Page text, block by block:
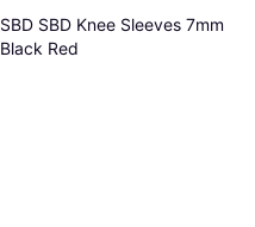
SBD SBD Knee Sleeves 7mm
Black Red